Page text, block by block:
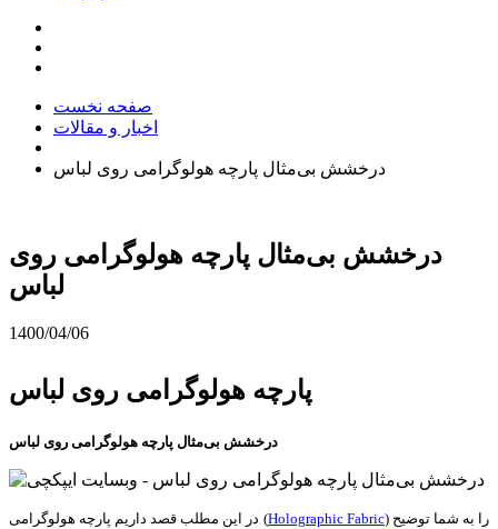
صفحه نخست
اخبار و مقالات
درخشش بی‌مثال پارچه هولوگرامی روی لباس
درخشش بی‌مثال پارچه هولوگرامی روی
لباس
1400/04/06
پارچه هولوگرامی روی لباس
درخشش بی‌مثال پارچه هولوگرامی روی لباس
در این مطلب قصد داریم پارچه هولوگرامی (Holographic Fabric) را به شما توضیح